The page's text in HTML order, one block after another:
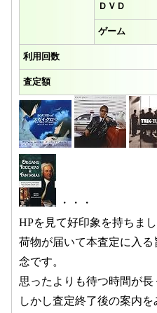
ＤＶＤ
ゲーム
利用回数
査定額
・・・
HPを見て好印象を持ちまし
荷物が届いて本査定に入
念です。
思ったよりも待つ時間が長
しかし査定終了後の案内を